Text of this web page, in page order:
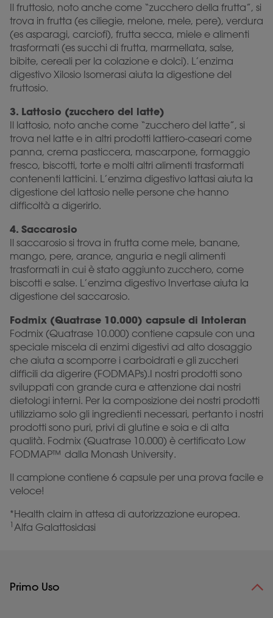
Il fruttosio, noto anche come “zucchero della frutta”, si
trova in frutta (es ciliegie, melone, mele, pere), verdura
(es asparagi, carciofi), frutta secca, miele e alimenti
trasformati (es succhi di frutta, marmellata, salse,
bibite, cereali per la colazione e dolci). L’enzima
digestivo Xilosio Isomerasi aiuta la digestione del
fruttosio.
3. Lattosio (zucchero del latte)
Il lattosio, noto anche come “zucchero del latte”, si
trova nel latte e in altri prodotti lattiero-caseari come
panna, crema pasticcera, mascarpone, formaggio
fresco, biscotti, torte e molti altri alimenti trasformati
contenenti latticini. L’enzima digestivo lattasi aiuta la
digestione del lattosio nelle persone che hanno
difficoltà a digerirlo.
4. Saccarosio
Il saccarosio si trova in frutta come mele, banane,
mango, pere, arance, anguria e negli alimenti
trasformati in cui è stato aggiunto zucchero, come
biscotti e salse. L’enzima digestivo Invertase aiuta la
digestione del saccarosio.
Fodmix (Quatrase 10.000) capsule di Intoleran
Fodmix (Quatrase 10.000) contiene capsule con una
speciale miscela di enzimi digestivi ad alto dosaggio
che aiuta a scomporre i carboidrati e gli zuccheri
difficili da digerire (FODMAPs).I nostri prodotti sono
sviluppati con grande cura e attenzione dai nostri
dietologi interni. Per la composizione dei nostri prodotti
utilizziamo solo gli ingredienti necessari, pertanto i nostri
prodotti sono puri, privi di glutine e soia e di alta
qualità. Fodmix (Quatrase 10.000) è certificato Low
FODMAP™ dalla Monash University.
Il campione contiene 6 capsule per una prova facile e
veloce!
*Health claim in attesa di autorizzazione europea.
1 Alfa Galattosidasi
Primo Uso